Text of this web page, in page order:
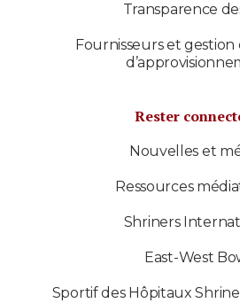
Transparence
Fournisseurs et gestion
Rester
Nouvelles et
Ressources
Shriners
East-West
Sportif des Hôpitaux